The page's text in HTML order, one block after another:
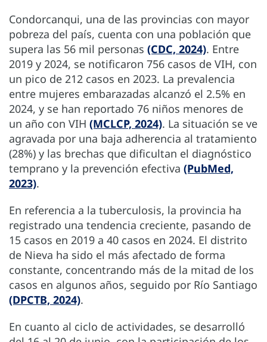
Condorcanqui, una de las provincias con mayor
pobreza del país, cuenta con una población que
supera las 56 mil personas (CDC, 2024). Entre
2019 y 2024, se notificaron 756 casos de VIH, con
un pico de 212 casos en 2023. La prevalencia
entre mujeres embarazadas alcanzó el 2.5% en
2024, y se han reportado 76 niños menores de
un año con VIH (MCLCP, 2024). La situación se ve
agravada por una baja adherencia al tratamiento
(28%) y las brechas que dificultan el diagnóstico
temprano y la prevención efectiva (PubMed,
2023).
En referencia a la tuberculosis, la provincia ha
registrado una tendencia creciente, pasando de
15 casos en 2019 a 40 casos en 2024. El distrito
de Nieva ha sido el más afectado de forma
constante, concentrando más de la mitad de los
casos en algunos años, seguido por Río Santiago
(DPCTB, 2024).
En cuanto al ciclo de actividades, se desarrolló